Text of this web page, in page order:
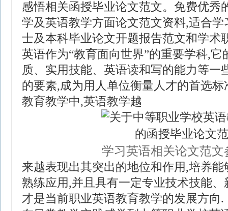
感悟相关函授毕业论文范文。免费优秀
学及英语教学方面论文范文资料,适合
士及本科毕业论文开题报告范文和学术
英语作为“教育面向世界”的重要学科,
质、实用技能、英语读和写的能力等一
的要素,成为用人单位衡量人才的首选
教育教学中,英语教学越
学习英语相关论文范文
来越表现出其突出的地位和作用,培养
熟练应用,并且具有一定专业技术技能
才是当前职业英语教育教学的发展方向.